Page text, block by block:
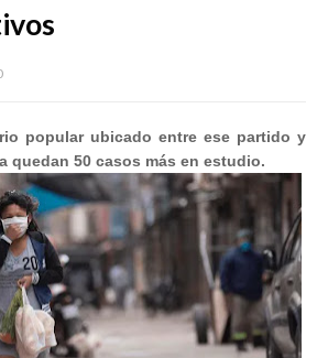
popular ubicado entre ese partido y
quedan 50 casos más en estudio.